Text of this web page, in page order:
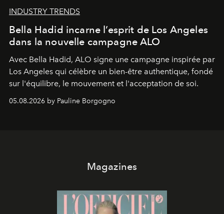
INDUSTRY TRENDS
Bella Hadid incarne l’esprit de Los Angeles
dans la nouvelle campagne ALO
Avec Bella Hadid, ALO signe une campagne inspirée par
Los Angeles qui célèbre un bien-être authentique, fondé
sur l'équilibre, le mouvement et l'acceptation de soi.
05.08.2026 by Pauline Borgogno
Magazines